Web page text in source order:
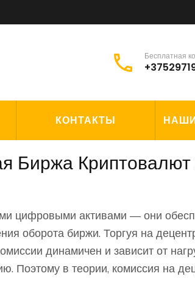
Бесплатная
КОНТАКТЫ
Биржа
цифровыми активами ― они
оборота биржи. Торгуя на
динамичен и зависит от
Поэтому в теории, комиссия на